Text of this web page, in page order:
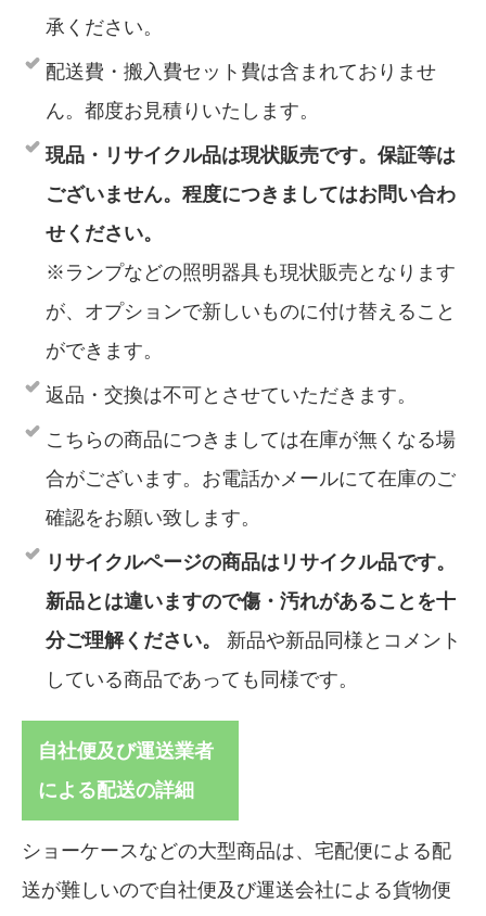
承ください。
配送費・搬入費セット費は含まれておりませ
ん。都度お見積りいたします。
現品・リサイクル品は現状販売です。保証等は
ございません。程度につきましてはお問い合わ
せください。
※ランプなどの照明器具も現状販売となります
が、オプションで新しいものに付け替えること
ができます。
返品・交換は不可とさせていただきます。
こちらの商品につきましては在庫が無くなる場
合がございます。お電話かメールにて在庫のご
確認をお願い致します。
リサイクルページの商品はリサイクル品です。
新品とは違いますので傷・汚れがあることを十
分ご理解ください。
新品や新品同様とコメント
している商品であっても同様です。
自社便及び運送業者
による配送の詳細
ショーケースなどの大型商品は、宅配便による配
送が難しいので自社便及び運送会社による貨物便